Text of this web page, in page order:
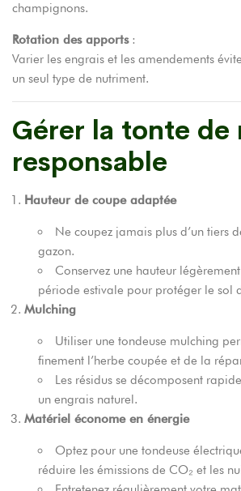
champignons.
Rotation des apports:
Varier les engrais et les amendements
un seul type de nutriment.
Gérer la tonte de
responsable
Hauteur de coupe adaptée
Ne coupez jamais plus d’un tiers
gazon.
Conservez une hauteur
période estivale pour protéger le sol
Mulching
Utiliser une tondeuse mulching
finement l’herbe coupée et de la
Les résidus se décomposent
un engrais naturel.
Matériel économe en énergie
Optez pour une tondeuse
réduire les émissions de CO₂ et les